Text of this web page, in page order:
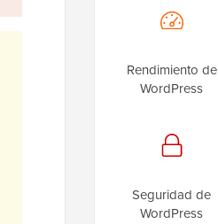
Rendimiento de
WordPress
Seguridad de
WordPress